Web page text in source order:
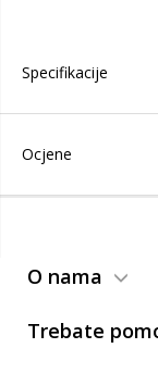
Specifikacije
Ocjene
O nama
Trebate